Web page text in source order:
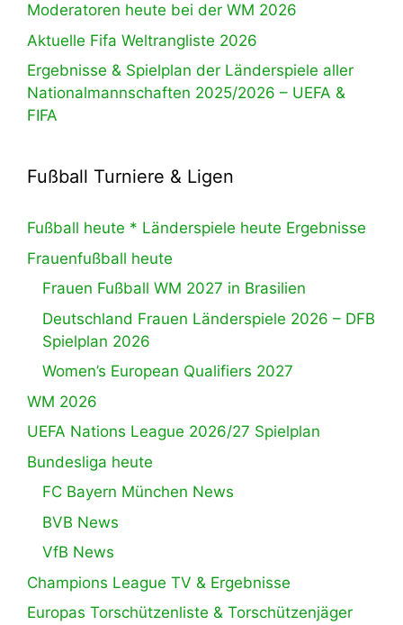
Moderatoren heute bei der WM 2026
Aktuelle Fifa Weltrangliste 2026
Ergebnisse & Spielplan der Länderspiele aller
Nationalmannschaften 2025/2026 – UEFA &
FIFA
Fußball Turniere & Ligen
Fußball heute * Länderspiele heute Ergebnisse
Frauenfußball heute
Frauen Fußball WM 2027 in Brasilien
Deutschland Frauen Länderspiele 2026 – DFB
Spielplan 2026
Women’s European Qualifiers 2027
WM 2026
UEFA Nations League 2026/27 Spielplan
Bundesliga heute
FC Bayern München News
BVB News
VfB News
Champions League TV & Ergebnisse
Europas Torschützenliste & Torschützenjäger